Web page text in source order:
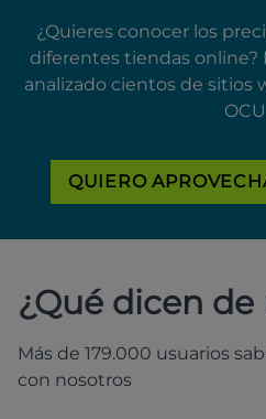
¿Quieres conocer los
diferentes tiendas online?
analizado cientos de sitios
QUIERO
¿Qué dicen de
Más de 179.000 usuarios
con nosotros